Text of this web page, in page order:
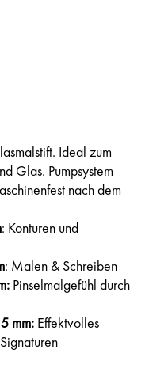
Ideal zum
Glas. Pumpsystem
nach dem
: Konturen und
: Malen & Schreiben
Pinselmalgefühl durch
mm: Effektvolles